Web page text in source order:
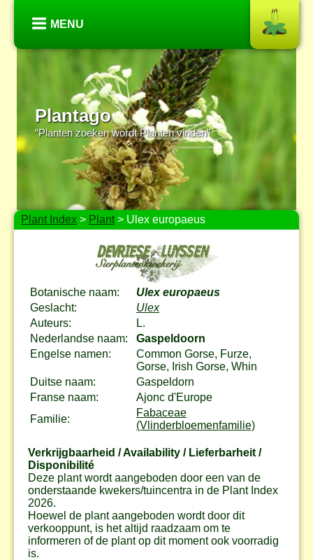
MENU
Plantago
“Planten zoeken wordt Planten vinden”
Plant Index > Plant> Ulex europaeus
Botanische naam:
Ulex europaeus
Geslacht:
Ulex
Auteurs:
L.
Nederlandse naam:
Gaspeldoorn
Engelse namen:
Common Gorse, Furze,
Gorse, Irish Gorse, Whin
Duitse naam:
Gaspeldorn
Franse naam:
Ajonc d'Europe
Familie:
Fabaceae
(Vlinderbloemenfamilie)
Verkrijgbaarheid / Availability / Lieferbarheit /
Disponibilité
Deze plant wordt aangeboden door een van de
onderstaande kwekers/tuincentra in de Plant Index
2026.
Hoewel de plant aangeboden wordt door dit
verkooppunt, is het altijd raadzaam om te
informeren of de plant op dit moment ook voorradig
is.